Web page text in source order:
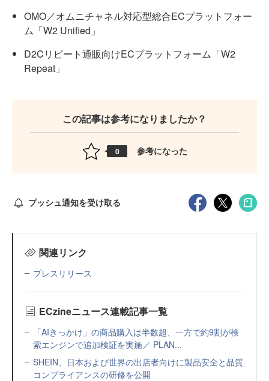
OMO／オムニチャネル対応型総合ECプラットフォー
ム「W2 Unified」
D2Cリピート通販向けECプラットフォーム「W2
Repeat」
この記事は参考になりましたか？
0 参考になった
プッシュ通知を受け取る
関連リンク
プレスリリース
ECzineニュース連載記事一覧
「AIきっかけ」の商品購入は半数超、一方で約9割が検
索エンジンで追加検証を実施／ PLAN...
SHEIN、日本および世界の出店者向けに製品安全と品質
コンプライアンスの研修を公開